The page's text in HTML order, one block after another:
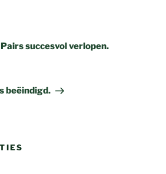
succesvol verlopen.
beëindigd.